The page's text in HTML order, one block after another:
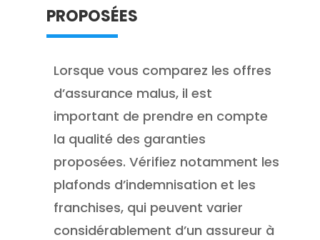
proposées
Lorsque vous comparez les offres
d’assurance malus, il est
important de prendre en compte
la qualité des garanties
proposées. Vérifiez notamment les
plafonds d’indemnisation et les
franchises, qui peuvent varier
considérablement d’un assureur à